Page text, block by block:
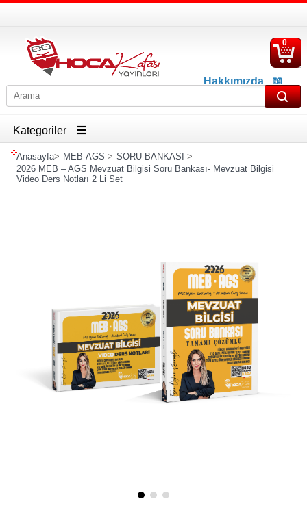
Hakkımızda
📖
İletişim
0
Kategoriler
Anasayfa> MEB-AGS > SORU BANKASI >
2026 MEB – AGS Mevzuat Bilgisi Soru Bankası- Mevzuat Bilgisi
Video Ders Notları 2 Li Set